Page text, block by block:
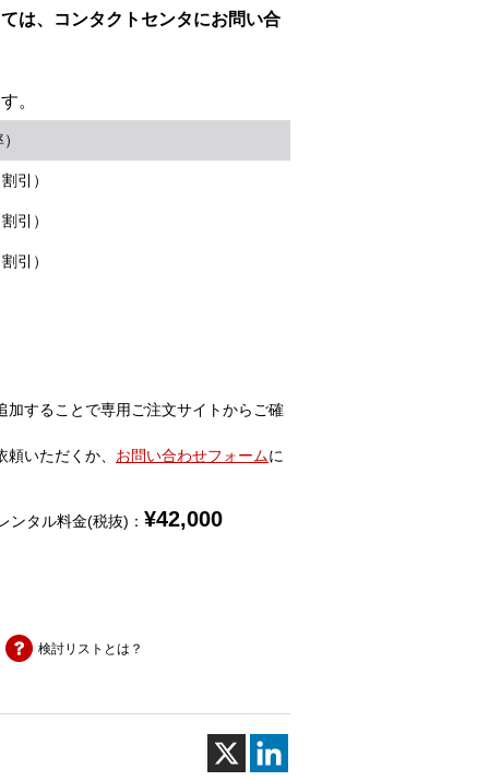
は、コンタクトセンタにお問い合
。
引）
引）
引）
加することで専用ご注文サイトからご確
いただくか、 お問い合わせフォームに
ンタル料金(税抜)： ¥42,000
検討リストとは？